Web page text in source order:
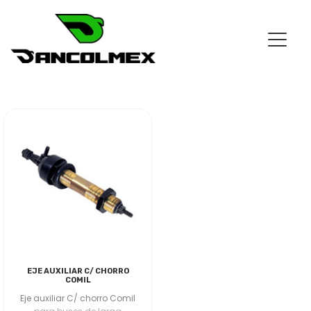
EJE AUXILIAR C/ CHORRO
COMIL
Eje auxiliar C/ chorro Comil